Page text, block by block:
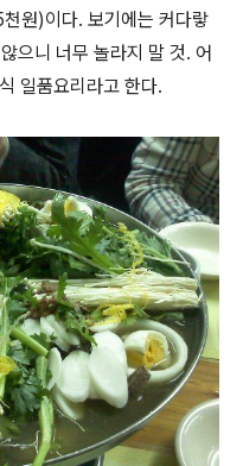
원)이다. 보기에는 커다랗
으니 너무 놀라지 말 것. 어
일품요리라고 한다.